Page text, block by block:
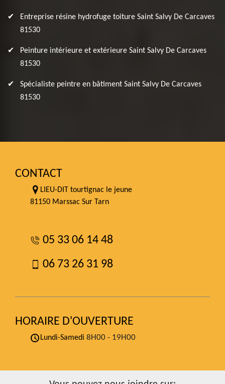
Entreprise résine hydrofuge toiture Saint Salvy De Carcaves
81530
Peinture intérieure et extérieure Saint Salvy De Carcaves
81530
Spécialiste peintre en bâtiment Saint Salvy De Carcaves
81530
CONTACT
LIEU-DIT tourtignac le jeune
81150 Marssac Sur Tarn
05 33 06 14 48
06 73 26 31 98
HORAIRE D'OUVERTURE
Lundi-Samedi 8H00 - 19H00